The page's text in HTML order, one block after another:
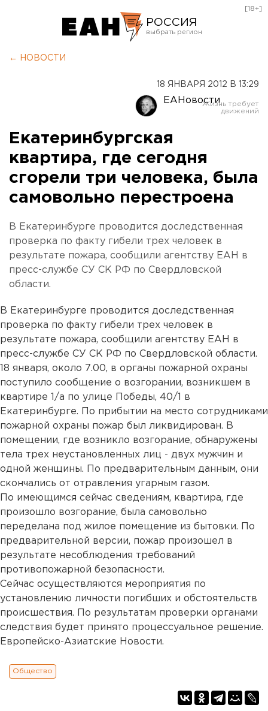
РОССИЯ
Оренбург
[18+]
← НОВОСТИ
18 ЯНВАРЯ 2012 В 13:29
ЕАНовости
Екатеринбургская
квартира, где сегодня
сгорели три человека, была
самовольно перестроена
В Екатеринбурге проводится доследственная
проверка по факту гибели трех человек в
результате пожара, сообщили агентству ЕАН в
пресс-службе СУ СК РФ по Свердловской
области.
В Екатеринбурге проводится доследственная
проверка по факту гибели трех человек в
результате пожара, сообщили агентству ЕАН в
пресс-службе СУ СК РФ по Свердловской области.
18 января, около 7.00, в органы пожарной охраны
поступило сообщение о возгорании, возникшем в
квартире 1/а по улице Победы, 40/1 в
Екатеринбурге. По прибытии на место сотрудниками
пожарной охраны пожар был ликвидирован. В
помещении, где возникло возгорание, обнаружены
тела трех неустановленных лиц - двух мужчин и
одной женщины. По предварительным данным, они
скончались от отравления угарным газом.
По имеющимся сейчас сведениям, квартира, где
произошло возгорание, была самовольно
переделана под жилое помещение из бытовки. По
предварительной версии, пожар произошел в
результате несоблюдения требований
противопожарной безопасности.
Сейчас осуществляются мероприятия по
установлению личности погибших и обстоятельств
происшествия. По результатам проверки органами
следствия будет принято процессуальное решение.
Европейско-Азиатские Новости.
Общество